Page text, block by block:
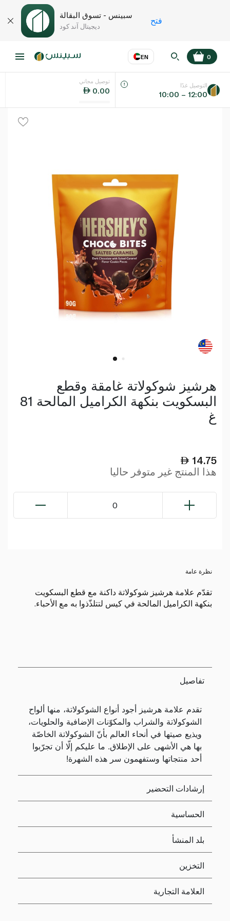
سبينس - تسوق البقالة
ديجيتال آند كود
فتح
EN
اللغة عر
0
توصيل مجاني
0.00
التوصيل غدًا
10:00 – 12:00
هرشيز شوكولاتة غامقة وقطع
البسكويت بنكهة الكراميل المالحة 81
غ
14.75
هذا المنتج غير متوفر حاليا
0
نظرة عامة
تقدّم علامة هرشيز شوكولاتة داكنة مع قطع البسكويت
بنكهة الكراميل المالحة في كيس لتتلذّذوا به مع الأحباء.
تفاصيل
تقدم علامة هرشيز أجود أنواع الشوكولاتة، منها ألواح
الشوكولاتة والشراب والمكوّنات الإضافية والحلويات،
ويذيع صيتها في أنحاء العالم بأنّ الشوكولاتة الخاصّة
بها هي الأشهى على الإطلاق. ما عليكم إلّا أن تجرّبوا
أحد منتجاتها وستفهمون سر هذه الشهرة!
إرشادات التحضير
الحساسية
بلد المنشأ
التخزين
العلامة التجارية